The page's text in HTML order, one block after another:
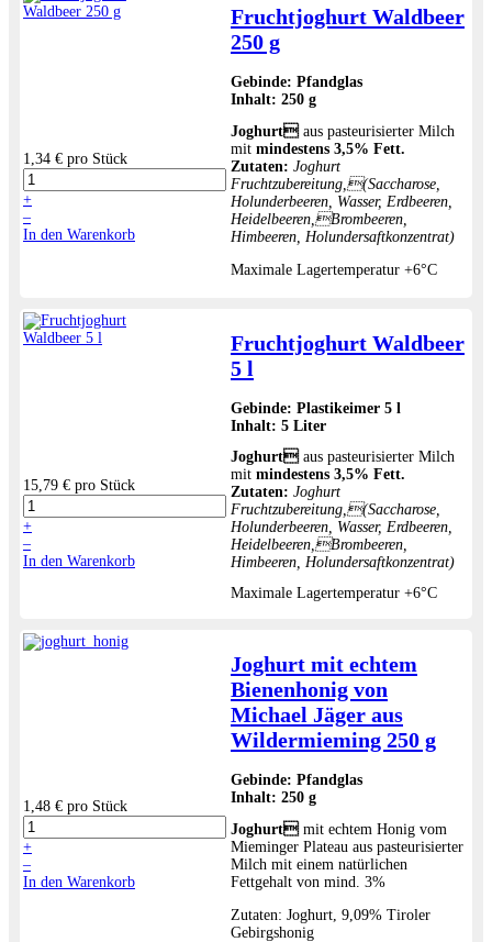
1,34 € pro Stück
+
–
In den Warenkorb
Fruchtjoghurt Waldbeer
250 g
Gebinde: Pfandglas
Inhalt: 250 g
Joghurt aus pasteurisierter Milch
mit mindestens 3,5% Fett.
Zutaten: Joghurt
Fruchtzubereitung,(Saccharose,
Holunderbeeren, Wasser, Erdbeeren,
Heidelbeeren,Brombeeren,
Himbeeren, Holundersaftkonzentrat)
Maximale Lagertemperatur +6°C
15,79 € pro Stück
+
–
In den Warenkorb
Fruchtjoghurt Waldbeer
5 l
Gebinde: Plastikeimer 5 l
Inhalt: 5 Liter
Joghurt aus pasteurisierter Milch
mit mindestens 3,5% Fett.
Zutaten: Joghurt
Fruchtzubereitung,(Saccharose,
Holunderbeeren, Wasser, Erdbeeren,
Heidelbeeren,Brombeeren,
Himbeeren, Holundersaftkonzentrat)
Maximale Lagertemperatur +6°C
1,48 € pro Stück
+
–
In den Warenkorb
Joghurt mit echtem
Bienenhonig von
Michael Jäger aus
Wildermieming 250 g
Gebinde: Pfandglas
Inhalt: 250 g
Joghurt mit echtem Honig vom
Mieminger Plateau aus pasteurisierter
Milch mit einem natürlichen
Fettgehalt von mind. 3%
Zutaten: Joghurt, 9,09% Tiroler
Gebirgshonig